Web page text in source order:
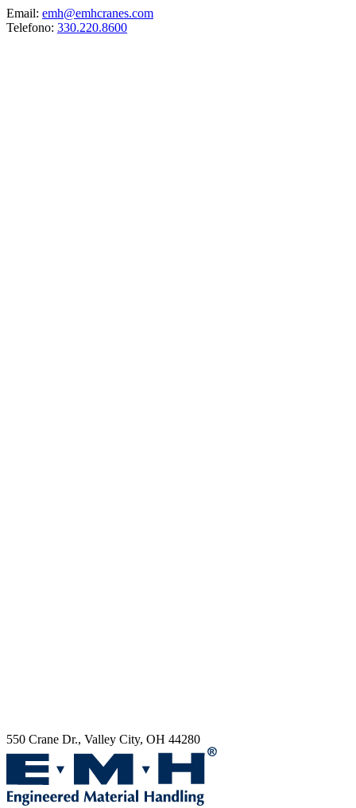
Email: emh@emhcranes.com
Telefono: 330.220.8600
550 Crane Dr., Valley City, OH 44280